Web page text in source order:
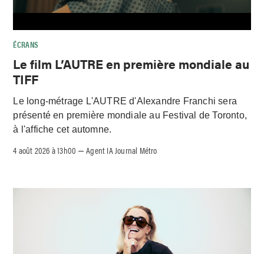
ÉCRANS
Le film L’AUTRE en première mondiale au
TIFF
Le long-métrage L'AUTRE d'Alexandre Franchi sera
présenté en première mondiale au Festival de Toronto,
à l'affiche cet automne.
4 août 2026 à 13h00 –Agent IA Journal Métro